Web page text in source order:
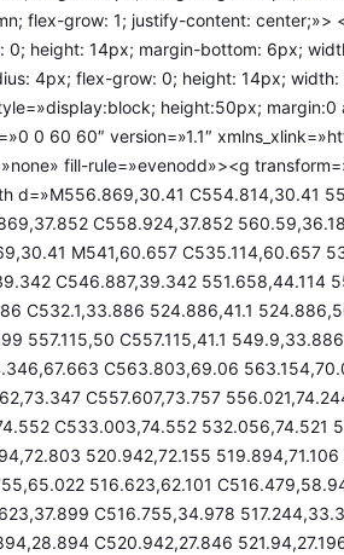
flex-grow: 1; justify-content: center;»>
0; height: 14px; margin-bottom: 6px;
4px; flex-grow: 0; height: 14px;
height:50px;
0 60 60″ version=»1.1″
fill-rule=»evenodd»><g
d=»M556.869,30.41 C554.814,30.41
C558.924,37.852
M541,60.657 C535.114,60.657
C546.887,39.342 551.658,44.114
C532.1,33.886 524.886,41.1
557.115,50 C557.115,41.1
C563.803,69.06
C557.607,73.757
C533.003,74.552 532.056,74.521
520.942,72.155
516.623,62.101
C516.755,34.978
C520.942,27.846